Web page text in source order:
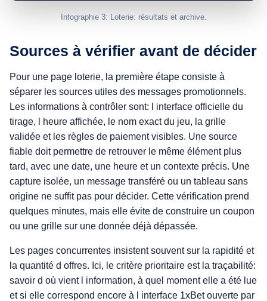
Infographie 3: Loterie: résultats et archive.
Sources à vérifier avant de décider
Pour une page loterie, la première étape consiste à
séparer les sources utiles des messages promotionnels.
Les informations à contrôler sont: l interface officielle du
tirage, l heure affichée, le nom exact du jeu, la grille
validée et les règles de paiement visibles. Une source
fiable doit permettre de retrouver le même élément plus
tard, avec une date, une heure et un contexte précis. Une
capture isolée, un message transféré ou un tableau sans
origine ne suffit pas pour décider. Cette vérification prend
quelques minutes, mais elle évite de construire un coupon
ou une grille sur une donnée déjà dépassée.
Les pages concurrentes insistent souvent sur la rapidité et
la quantité d offres. Ici, le critère prioritaire est la traçabilité:
savoir d où vient l information, à quel moment elle a été lue
et si elle correspond encore à l interface 1xBet ouverte par